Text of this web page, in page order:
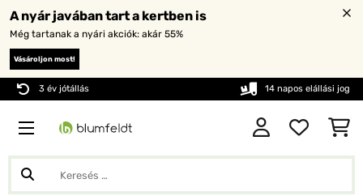
A nyár javában tart a kertben is
Még tartanak a nyári akciók: akár 55%
Vásároljon most!
3 év jótállás 14 napos elállási jog